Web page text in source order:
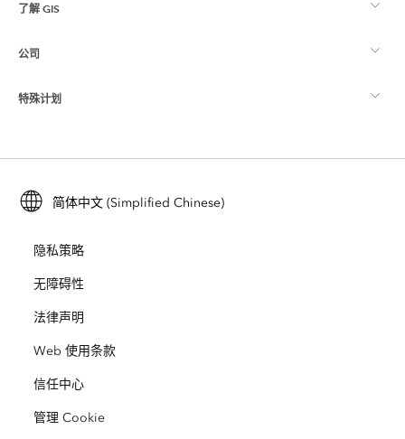
制图
Esri Store
Esri 社区
ArcGIS 博客
用户研究和测试
Esri 年轻专家关系网
了解 GIS
什么是 GIS？
位置智能
培训
ArcUser
ArcNews
ArcWatch
Esri Press
Esri 视频
公司
关于 Esri
招贤纳士
开放视野
业务行为准则
特殊计划
ArcGIS for Student Use
保护
教育
简体中文 (Simplified Chinese)
隐私策略
无障碍性
法律声明
Web 使用条款
信任中心
管理 Cookie